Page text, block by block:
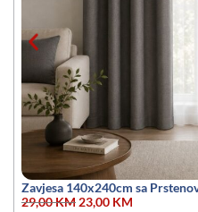
Zavjesa 140x240cm sa
29,00KM 23,00 KM